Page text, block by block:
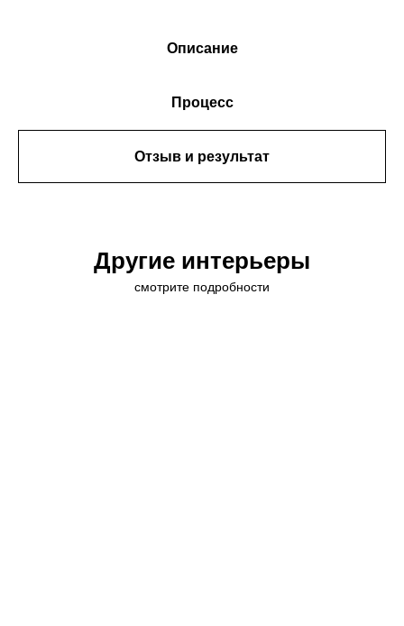
Описание
Процесс
Отзыв и результат
Другие интерьеры
смотрите подробности